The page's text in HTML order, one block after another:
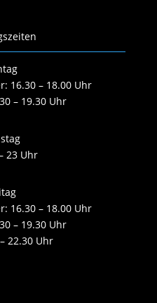
16.30 – 18.00 Uhr
– 19.30 Uhr
23 Uhr
16.30 – 18.00 Uhr
– 19.30 Uhr
22.30 Uhr